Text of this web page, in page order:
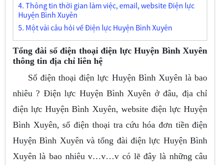
4. Thông tin thời gian làm việc, email, website Điện lực
Huyện Bình Xuyên
5. Một vài câu hỏi về Điện lực Huyện Bình Xuyên
Tổng đài số điện thoại điện lực Huyện Bình Xuyên
thông tin địa chỉ liên hệ
Số điện thoại điện lực Huyện Bình Xuyên là bao
nhiêu ? Điện lực Huyện Bình Xuyên ở đâu, địa chỉ
điện lực Huyện Bình Xuyên, website điện lực Huyện
Bình Xuyên, số điện thoại tra cứu hóa đơn tiền điện
Huyện Bình Xuyên và tổng đài điện lực Huyện Bình
Xuyên là bao nhiêu v…v…v có lẽ đây là những câu